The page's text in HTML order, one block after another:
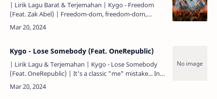
| Lirik Lagu Barat & Terjemahan | Kygo - Freedom
(Feat. Zak Abel) | Freedom-dom, freedom-dom,
freedom... Kemerdekaan, kemerdekaan,
kemerdekaan... Freedom-dom I've b…
Kygo - Lose Somebody (Feat. OneRepublic)
| Lirik Lagu & Terjemahan | Kygo - Lose Somebody
(Feat. OneRepublic) | It's a classic "me" mistake... Ini
adalah sebuah kesalahan klasik... Someone gives me
love.…